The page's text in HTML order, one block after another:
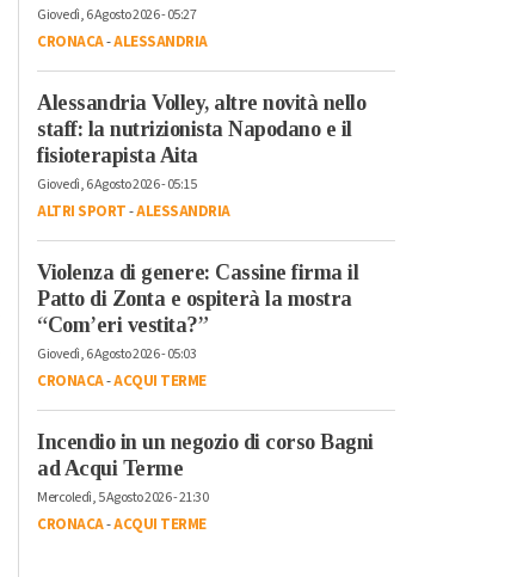
Giovedì, 6 Agosto 2026 - 05:27
CRONACA-ALESSANDRIA
Alessandria Volley, altre novità nello
staff: la nutrizionista Napodano e il
fisioterapista Aita
Giovedì, 6 Agosto 2026 - 05:15
ALTRI SPORT-ALESSANDRIA
Violenza di genere: Cassine firma il
Patto di Zonta e ospiterà la mostra
“Com’eri vestita?”
Giovedì, 6 Agosto 2026 - 05:03
CRONACA-ACQUI TERME
Incendio in un negozio di corso Bagni
ad Acqui Terme
Mercoledì, 5 Agosto 2026 - 21:30
CRONACA-ACQUI TERME